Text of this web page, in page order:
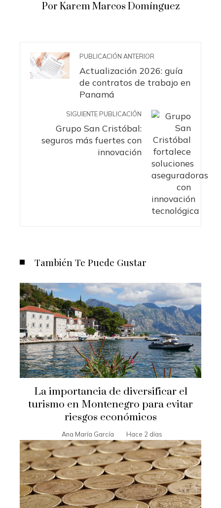
Por Karem Marcos Domínguez
PUBLICACIÓN ANTERIOR
Actualización 2026: guía
de contratos de trabajo en
Panamá
SIGUIENTE PUBLICACIÓN
Grupo San Cristóbal:
seguros más fuertes con
innovación
También Te Puede Gustar
La importancia de diversificar el
turismo en Montenegro para evitar
riesgos económicos
Ana María García Hace 2 días